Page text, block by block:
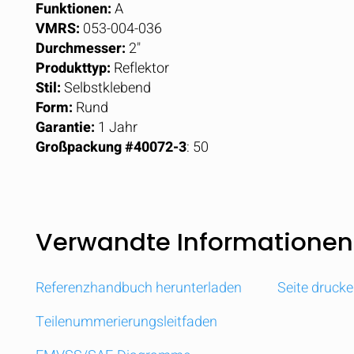
Funktionen:A
VMRS: 053-004-036
Durchmesser: 2"
Produkttyp: Reflektor
Stil:Selbstklebend
Form: Rund
Garantie: 1 Jahr
Großpackung #40072-3: 50
Verwandte Informationen
Referenzhandbuch herunterladen
Teilenummerierungsleitfaden
Seite